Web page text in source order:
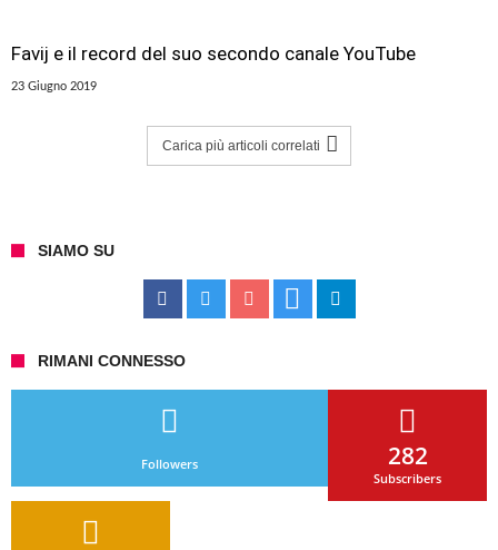
Favij e il record del suo secondo canale YouTube
23 Giugno 2019
Carica più articoli correlati
SIAMO SU
RIMANI CONNESSO
Followers 282
Subscribers